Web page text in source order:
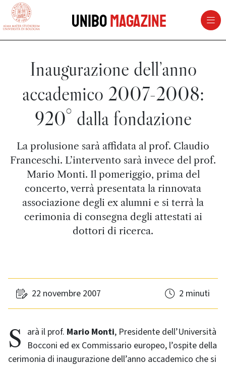
vai al contenuto della pagina
UniboMagazine
Inaugurazione dell’anno
accademico 2007-2008:
920° dalla fondazione
La prolusione sarà affidata al prof. Claudio
Franceschi. L’intervento sarà invece del prof.
Mario Monti. Il pomeriggio, prima del
concerto, verrà presentata la rinnovata
associazione degli ex alumni e si terrà la
cerimonia di consegna degli attestati ai
dottori di ricerca.
22 novembre 2007 2 minuti
Sarà il prof. Mario Monti, Presidente dell’Università
Bocconi ed ex Commissario europeo, l’ospite della
cerimonia di inaugurazione dell’anno accademico che si